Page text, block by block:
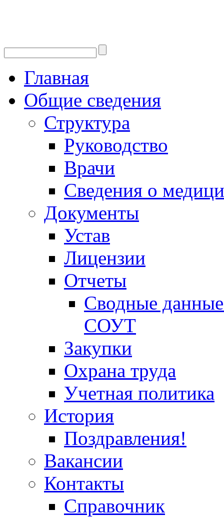
Главная
Общие сведения
Структура
Руководство
Врачи
Сведения о
Документы
Устав
Лицензии
Отчеты
Сводные данные
СОУТ
Закупки
Охрана труда
Учетная политика
История
Поздравления!
Вакансии
Контакты
Справочник